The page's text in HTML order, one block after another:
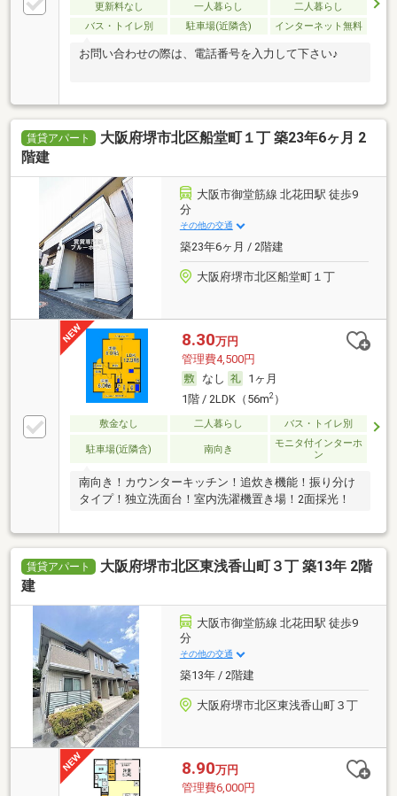
更新料なし 一人暮らし
二人暮らし
バス・トイレ別
駐車場(近隣含) インターネット無料
お問い合わせの際は、電話番号を入力して下さい♪
賃貸アパート
大阪府堺市北区船堂町１丁 築23年6ヶ月 2
階建
大阪市御堂筋線 北花田駅 徒歩9
分
その他の交通
築23年6ヶ月 / 2階建
大阪府堺市北区船堂町１丁
8.30万円
管理費4,500円
なし
1ヶ月
1階 / 2LDK（56m2）
敷金なし 二人暮らし バス・トイレ別
駐車場(近隣含) 南向き
モニタ付インターホ
ン
南向き！カウンターキッチン！追炊き機能！振り分け
タイプ！独立洗面台！室内洗濯機置き場！2面採光！
賃貸アパート
大阪府堺市北区東浅香山町３丁 築13年 2階
建
大阪市御堂筋線 北花田駅 徒歩9
分
その他の交通
築13年 / 2階建
大阪府堺市北区東浅香山町３丁
8.90万円
管理費6,000円